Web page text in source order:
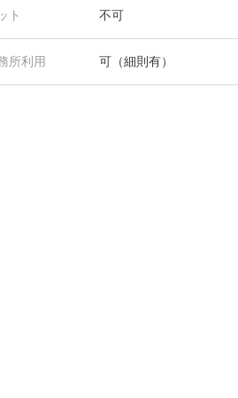
ト 不可
所利用 可（細則有）